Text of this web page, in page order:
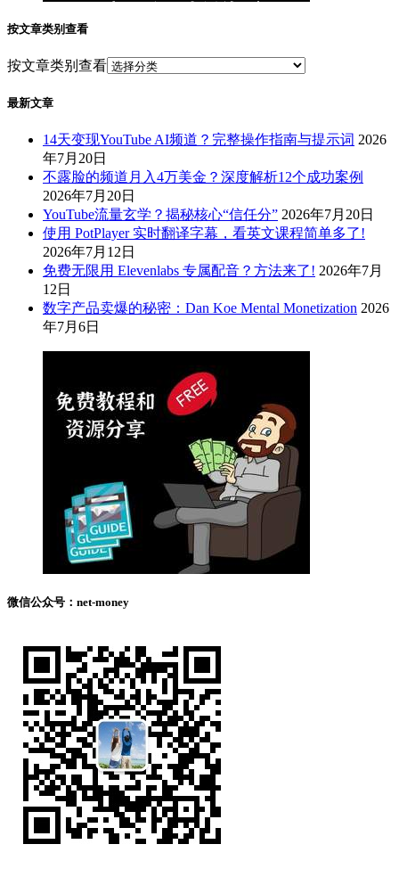
按文章类别查看
按文章类别查看
最新文章
14天变现YouTube AI频道？完整操作指南与提示词 2026
年7月20日
不露脸的频道月入4万美金？深度解析12个成功案例
2026年7月20日
YouTube流量玄学？揭秘核心“信任分” 2026年7月20日
使用 PotPlayer 实时翻译字幕，看英文课程简单多了!
2026年7月12日
免费无限用 Elevenlabs 专属配音？方法来了! 2026年7月
12日
数字产品卖爆的秘密：Dan Koe Mental Monetization 2026
年7月6日
微信公众号：net-money